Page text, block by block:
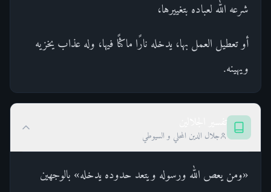
شرعه الله لعباده بتغييرها،
أو تعطيل العمل بها، يدخله نارًا ماكثًا فيها، وله عذاب يخزيه
ويهينه.
جلال الدين المحلي و السيوطي
«ومن يعص الله ورسوله ويتعد حدوده يدخله» بالوجهين